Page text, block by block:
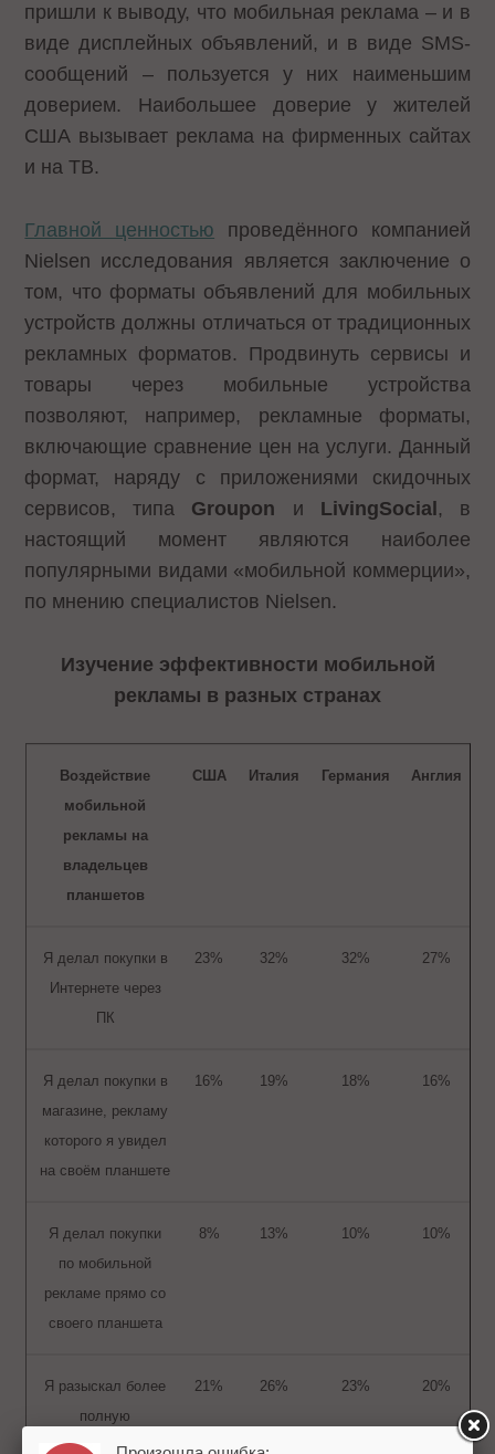
пришли к выводу, что мобильная реклама – и в
виде дисплейных объявлений, и в виде SMS-
сообщений – пользуется у них наименьшим
доверием. Наибольшее доверие у жителей
США вызывает реклама на фирменных сайтах
и на ТВ.
Главной ценностью проведённого компанией
Nielsen исследования является заключение о
том, что форматы объявлений для мобильных
устройств должны отличаться от традиционных
рекламных форматов. Продвинуть сервисы и
товары через мобильные устройства
позволяют, например, рекламные форматы,
включающие сравнение цен на услуги. Данный
формат, наряду с приложениями скидочных
сервисов, типа Groupon и LivingSocial, в
настоящий момент являются наиболее
популярными видами «мобильной коммерции»,
по мнению специалистов Nielsen.
Изучение эффективности мобильной
рекламы в разных странах
Воздействие
мобильной
рекламы на
владельцев
планшетов
США Италия Германия Англия
Я делал покупки в
Интернете через
ПК
23% 32% 32% 27%
Я делал покупки в
магазине, рекламу
которого я увидел
на своём планшете
16% 19% 18% 16%
Я делал покупки
по мобильной
рекламе прямо со
своего планшета
8% 13% 10% 10%
Я разыскал более
полную
информацию о
21% 26% 23% 20%